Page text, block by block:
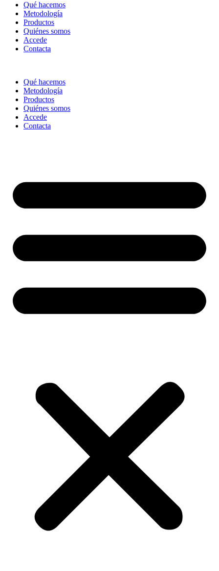
Qué hacemos
Metodología
Productos
Quiénes somos
Accede
Contacta
Qué hacemos
Metodología
Productos
Quiénes somos
Accede
Contacta